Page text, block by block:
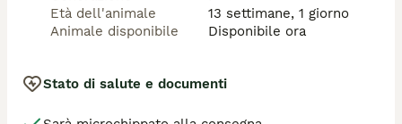
settore da parecchi anni.
Per ulteriori informazioni, se interessati, e' gradito
Età dell'animale
13 settimane, 1 giorno
Animale disponibile
Disponibile ora
Stato di salute e documenti